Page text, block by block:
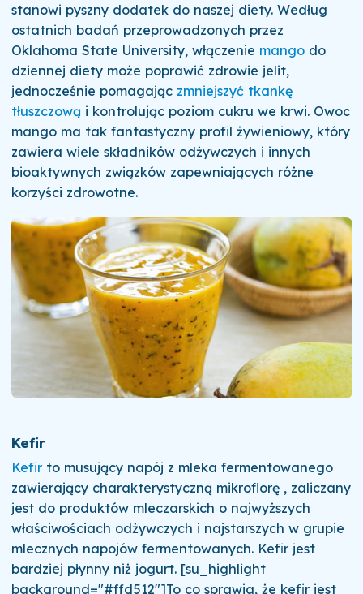
stanowi pyszny dodatek do naszej diety. Według
ostatnich badań przeprowadzonych przez
Oklahoma State University, włączenie mangodo
dziennej diety może poprawić zdrowie jelit,
jednocześnie pomagając zmniejszyć tkankę
tłuszczową i kontrolując poziom cukru we krwi. Owoc
mango ma tak fantastyczny profil żywieniowy, który
zawiera wiele składników odżywczych i innych
bioaktywnych związków zapewniających różne
korzyści zdrowotne.
Kefir
Kefirto musujący napój z mleka fermentowanego
zawierający charakterystyczną mikroflorę , zaliczany
jest do produktów mleczarskich o najwyższych
właściwościach odżywczych i najstarszych w grupie
mlecznych napojów fermentowanych. Kefir jest
bardziej płynny niż jogurt. [su_highlight
background="#ffd512"]To co sprawia, że kefir jest